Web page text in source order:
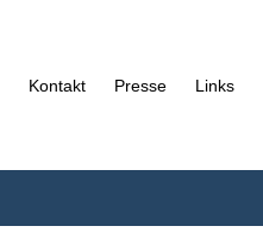
Kontakt Presse Links